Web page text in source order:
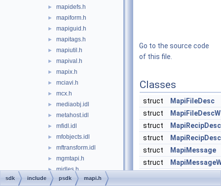
► mapidefs.h
► mapiform.h
► mapiguid.h
► mapitags.h
► mapiutil.h
► mapival.h
► mapix.h
► mciavi.h
► mcx.h
► mediaobj.idl
► metahost.idl
► mfidl.idl
► mfobjects.idl
► mftransform.idl
► mgmtapi.h
► midles.h
► mimeinfo.idl
Go to the source code
of this file.
Classes
struct
MapiFileDesc
struct
MapiFileDescW
struct
MapiRecipDesc
struct
struct
MapiMessage
struct
sdk include psdk mapi.h